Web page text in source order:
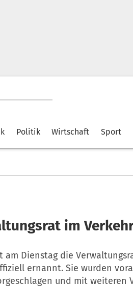
Politik Wirtschaft Sport
im
am Dienstag die
ernannt. Sie wurden
und mit weiteren